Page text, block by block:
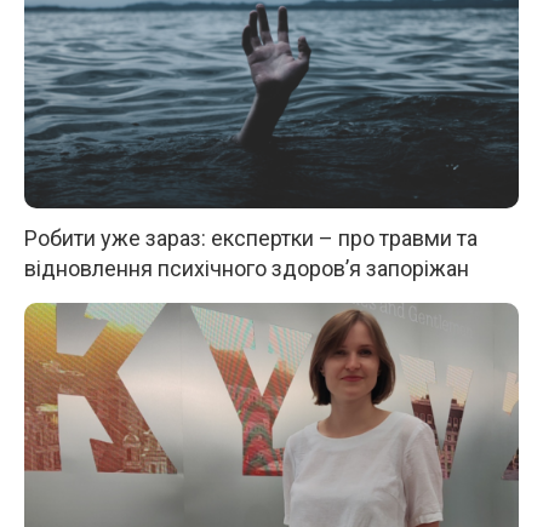
Робити уже зараз: експертки – про травми та
відновлення психічного здоров’я запоріжан